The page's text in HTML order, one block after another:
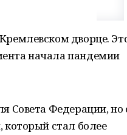
дворце.
начала пандемии
Совета Федерации, но
который стал более